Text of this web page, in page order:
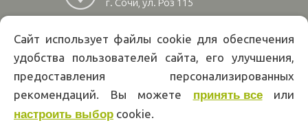
г. Сочи, ул. Роз 115
г. Адлер, ул Авиационная
28/10
222 02 01
офертой. Указанные цены действуют только при оформлении заказа
через интернет-магазин papakarlotools.ru.
Сайт использует файлы cookie для обеспечения
удобства пользователей сайта, его улучшения,
предоставления персонализированных
рекомендаций. Вы можете принять всеили
настроить выбор cookie.